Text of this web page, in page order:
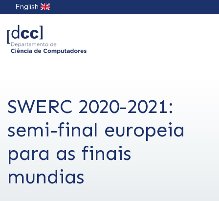
English
SWERC 2020-2021:
semi-final europeia
para as finais
mundias